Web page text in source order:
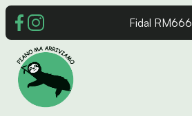
Fidal RM666